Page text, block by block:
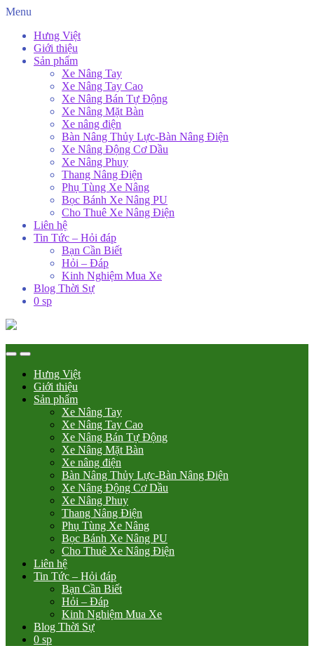
Menu
Hưng Việt
Giới thiệu
Sản phẩm
Xe Nâng Tay
Xe Nâng Tay Cao
Xe Nâng Bán Tự Động
Xe Nâng Mặt Bàn
Xe nâng điện
Bàn Nâng Thủy Lực-Bàn Nâng Điện
Xe Nâng Động Cơ Dầu
Xe Nâng Phuy
Thang Nâng Điện
Phụ Tùng Xe Nâng
Bọc Bánh Xe Nâng PU
Cho Thuê Xe Nâng Điện
Liên hệ
Tin Tức – Hỏi đáp
Bạn Cần Biết
Hỏi – Đáp
Kinh Nghiệm Mua Xe
Blog Thời Sự
0 sp
Hưng Việt
Giới thiệu
Sản phẩm
Xe Nâng Tay
Xe Nâng Tay Cao
Xe Nâng Bán Tự Động
Xe Nâng Mặt Bàn
Xe nâng điện
Bàn Nâng Thủy Lực-Bàn Nâng Điện
Xe Nâng Động Cơ Dầu
Xe Nâng Phuy
Thang Nâng Điện
Phụ Tùng Xe Nâng
Bọc Bánh Xe Nâng PU
Cho Thuê Xe Nâng Điện
Liên hệ
Tin Tức – Hỏi đáp
Bạn Cần Biết
Hỏi – Đáp
Kinh Nghiệm Mua Xe
Blog Thời Sự
0 sp